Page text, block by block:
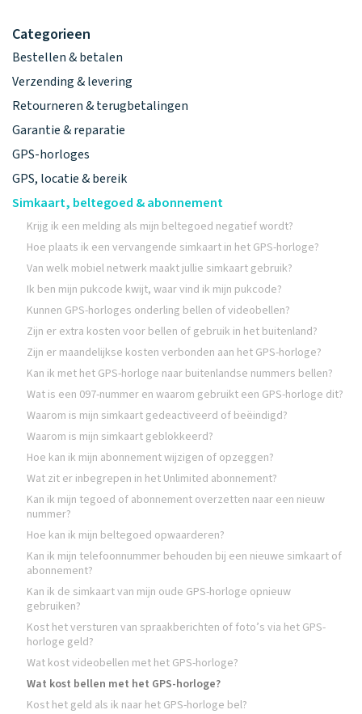
Categorieen
Bestellen & betalen
Verzending & levering
Retourneren & terugbetalingen
Garantie & reparatie
GPS-horloges
GPS, locatie & bereik
Simkaart, beltegoed & abonnement
Krijg ik een melding als mijn beltegoed negatief wordt?
Hoe plaats ik een vervangende simkaart in het GPS-horloge?
Van welk mobiel netwerk maakt jullie simkaart gebruik?
Ik ben mijn pukcode kwijt, waar vind ik mijn pukcode?
Kunnen GPS-horloges onderling bellen of videobellen?
Zijn er extra kosten voor bellen of gebruik in het buitenland?
Zijn er maandelijkse kosten verbonden aan het GPS-horloge?
Kan ik met het GPS-horloge naar buitenlandse nummers bellen?
Wat is een 097-nummer en waarom gebruikt een GPS-horloge dit?
Waarom is mijn simkaart gedeactiveerd of beëindigd?
Waarom is mijn simkaart geblokkeerd?
Hoe kan ik mijn abonnement wijzigen of opzeggen?
Wat zit er inbegrepen in het Unlimited abonnement?
Kan ik mijn tegoed of abonnement overzetten naar een nieuw
nummer?
Hoe kan ik mijn beltegoed opwaarderen?
Kan ik mijn telefoonnummer behouden bij een nieuwe simkaart of
abonnement?
Kan ik de simkaart van mijn oude GPS-horloge opnieuw
gebruiken?
Kost het versturen van spraakberichten of foto’s via het GPS-
horloge geld?
Wat kost videobellen met het GPS-horloge?
Wat kost bellen met het GPS-horloge?
Kost het geld als ik naar het GPS-horloge bel?